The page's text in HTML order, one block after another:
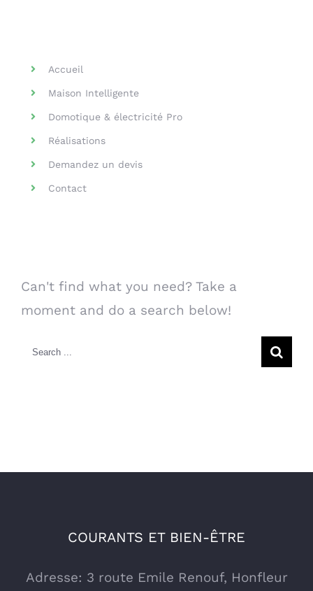
Accueil
Maison Intelligente
Domotique & électricité Pro
Réalisations
Demandez un devis
Contact
Can't find what you need? Take a
moment and do a search below!
Search
COURANTS ET BIEN-ÊTRE
Adresse: 3 route Emile Renouf, Honfleur